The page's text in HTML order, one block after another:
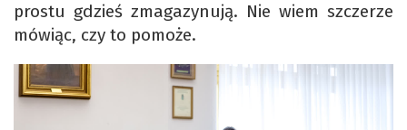
prostu gdzieś zmagazynują. Nie wiem szczerze
mówiąc, czy to pomoże.